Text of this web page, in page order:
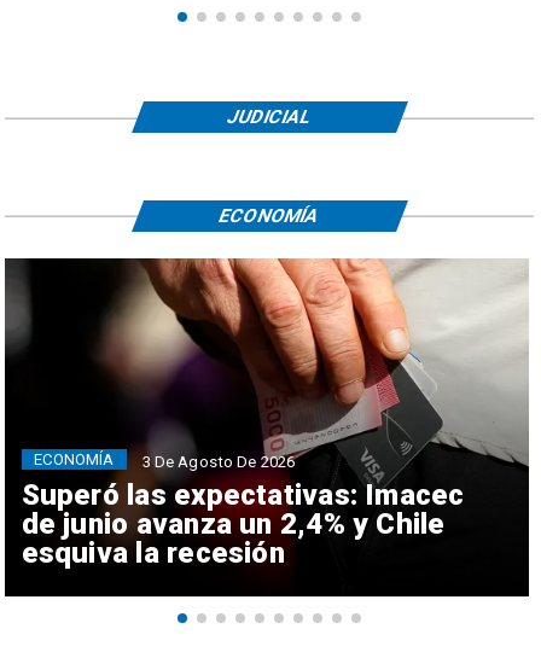
JUDICIAL
Superó las expectativas: Imacec
de junio avanza un 2,4% y Chile
esquiva la recesión
ECONOMÍA 3 De Agosto De 2026
ECONOMÍA